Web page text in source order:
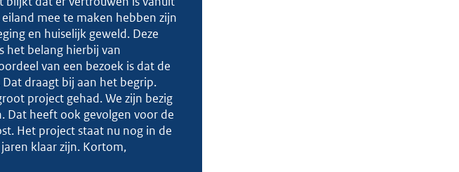
mee te maken hebben zijn
en huiselijk geweld. Deze
het belang hierbij van
van een bezoek is dat de
draagt bij aan het begrip.
project gehad. We zijn bezig
Dat heeft ook gevolgen voor de
Het project staat nu nog in de
klaar zijn. Kortom,